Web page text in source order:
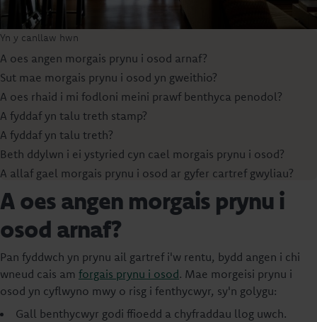
Yn y canllaw hwn
A oes angen morgais prynu i osod arnaf?
Sut mae morgais prynu i osod yn gweithio?
A oes rhaid i mi fodloni meini prawf benthyca penodol?
A fyddaf yn talu treth stamp?
A fyddaf yn talu treth?
Beth ddylwn i ei ystyried cyn cael morgais prynu i osod?
A allaf gael morgais prynu i osod ar gyfer cartref gwyliau?
A oes angen morgais prynu i
osod arnaf?
Pan fyddwch yn prynu ail gartref i'w rentu, bydd angen i chi
wneud cais am forgais prynu i osod. Mae morgeisi prynu i
osod yn cyflwyno mwy o risg i fenthycwyr, sy'n golygu:
Gall benthycwyr godi ffioedd a chyfraddau llog uwch.